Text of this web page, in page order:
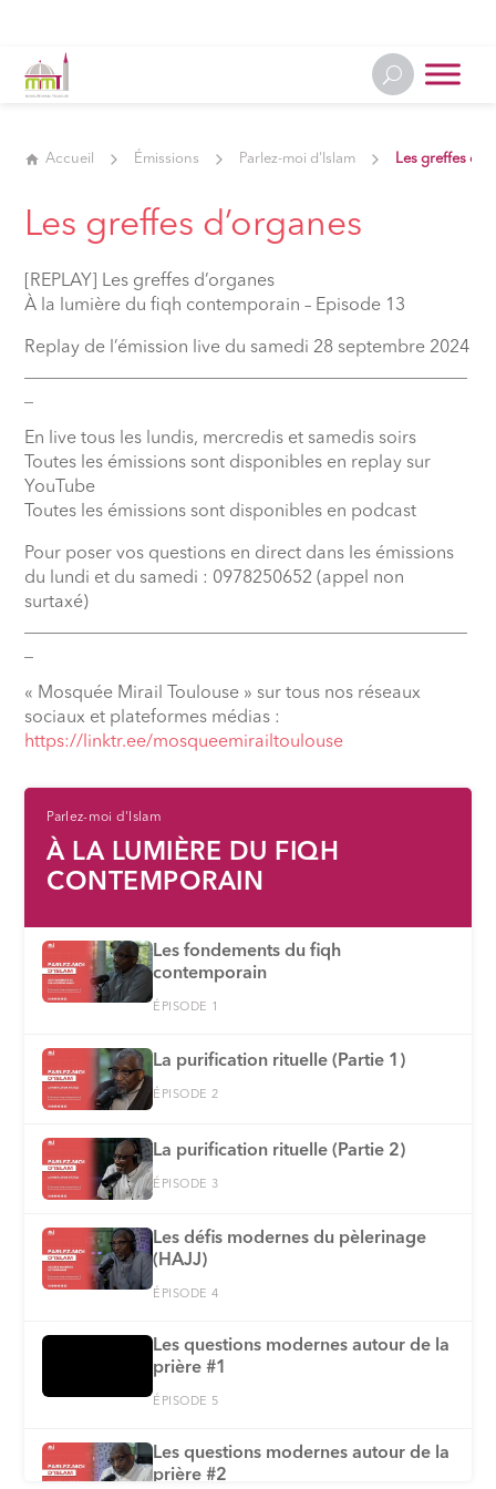
Accueil Émissions Parlez-moi d'Islam Les greffes
Les greffes d’organes
[REPLAY] Les greffes d’organes
À la lumière du fiqh contemporain – Episode 13
Replay de l’émission live du samedi 28 septembre 2024
En live tous les lundis, mercredis et samedis soirs
Toutes les émissions sont disponibles en replay sur
YouTube
Toutes les émissions sont disponibles en podcast
Pour poser vos questions en direct dans les émissions
du lundi et du samedi : 0978250652 (appel non
surtaxé)
« Mosquée Mirail Toulouse » sur tous nos réseaux
sociaux et plateformes médias :
⁠https://linktr.ee/mosqueemirailtoulouse
Parlez-moi d'Islam
À LA LUMIÈRE DU FIQH
CONTEMPORAIN
Les fondements du fiqh
contemporain
ÉPISODE 1
La purification rituelle (Partie 1)
ÉPISODE 2
La purification rituelle (Partie 2)
ÉPISODE 3
Les défis modernes du pèlerinage
(HAJJ)
ÉPISODE 4
Les questions modernes autour de la
prière #1
ÉPISODE 5
Les questions modernes autour de la
prière #2